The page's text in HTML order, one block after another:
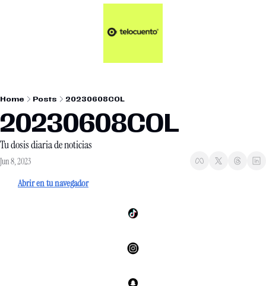
Artículos 📑
Plus 💎
Home Posts 20230608COL
20230608COL
Tu dosis diaria de noticias
Jun 8, 2023
Abrir en tu navegador